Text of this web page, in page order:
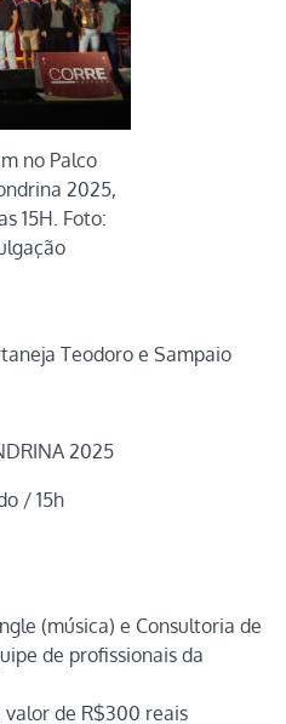
no Palco
2025,
15H. Foto:
Teodoro e Sampaio
2025
/ 15h
(música) e Consultoria de
de profissionais da
de R$300 reais